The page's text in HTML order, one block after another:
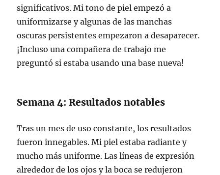
significativos. Mi tono de piel empezó a
uniformizarse y algunas de las manchas
oscuras persistentes empezaron a desaparecer.
¡Incluso una compañera de trabajo me
preguntó si estaba usando una base nueva!
Semana 4: Resultados notables
Tras un mes de uso constante, los resultados
fueron innegables. Mi piel estaba radiante y
mucho más uniforme. Las líneas de expresión
alrededor de los ojos y la boca se redujeron